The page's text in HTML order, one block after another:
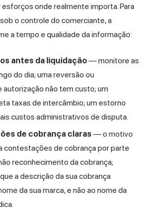
onde realmente importa. Para
o controle do comerciante, a
a tempo e qualidade da informação:
antes da liquidação— monitore as
do dia; uma reversão ou
autorização não tem custo; um
taxas de intercâmbio; um estorno
custos administrativos de disputa.
de cobrança claras — o motivo
contestações de cobrança por parte
reconhecimento da cobrança;
a descrição da sua cobrança
da sua marca, e não ao nome da